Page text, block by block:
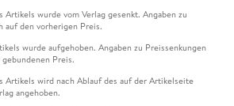
Artikels wurde vom Verlag gesenkt. Angaben zu
auf den vorherigen Preis.
wurde aufgehoben. Angaben zu Preissenkungen
Preis.
Artikels wird nach Ablauf des auf der Artikelseite
angehoben.